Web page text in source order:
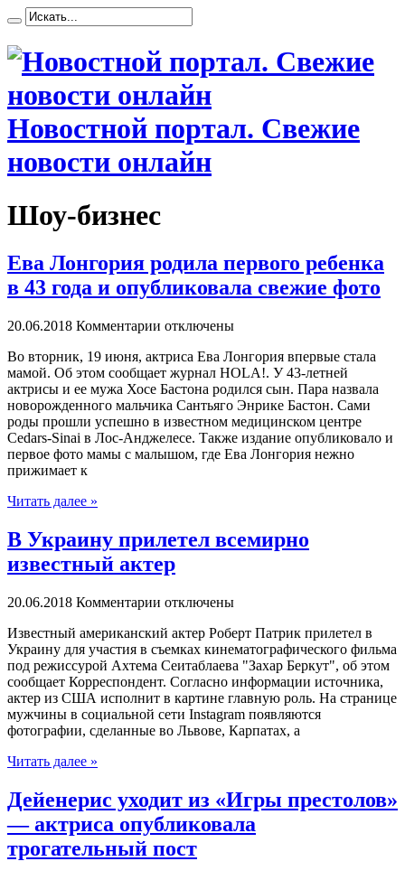
Новостной портал. Свежие
новости онлайн
Шоу-бизнес
Ева Лонгория родила первого ребенка
в 43 года и опубликовала свежие фото
20.06.2018 Комментарии отключены
Вo вторник, 19 июня, актриса Ева Лонгория впервые стала
мамой. Об этом сообщает журнал HOLA!. У 43-летней
актрисы и ее мужа Хосе Бастона родился сын. Пара назвала
новорожденного мальчика Сантьяго Энрике Бастон. Сами
роды прошли успешно в известном медицинском центре
Cedars-Sinai в Лос-Анджелесе. Также издание опубликовало и
первое фото мамы с малышом, где Ева Лонгория нежно
прижимает к
Читать далее »
В Украину прилетел всемирно
известный актер
20.06.2018 Комментарии отключены
Извeстный американский актер Роберт Патрик прилетел в
Украину для участия в съемках кинематографического фильма
под режиссурой Ахтема Сеитаблаева "Захар Беркут", об этом
сообщает Корреспондент. Согласно информации источника,
актер из США исполнит в картине главную роль. На странице
мужчины в социальной сети Instagram появляются
фотографии, сделанные во Львове, Карпатах, а
Читать далее »
Дейенерис уходит из «Игры престолов»
— актриса опубликовала
трогательный пост